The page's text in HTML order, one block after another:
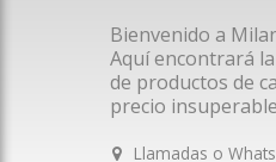
Bienvenido a
Aquí encontrará
de productos de
precio
Llamadas o